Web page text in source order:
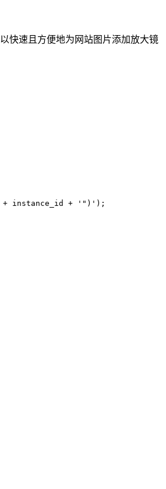
以快速且方便地为网站图片添加放大镜
instance_id + '")');